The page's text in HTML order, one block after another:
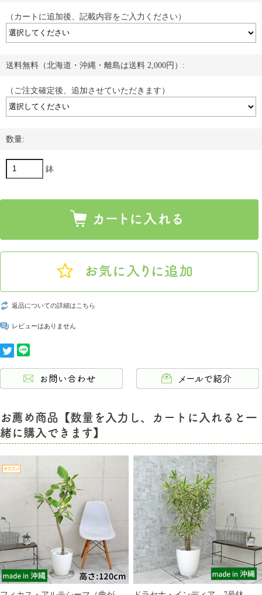
（カートに追加後、記載内容をご入力ください）
送料無料（北海道・沖縄・離島は送料 2,000円）:
（ご注文確定後、追加させていただきます）
数量:
鉢
返品についての詳細はこちら
レビューはありません
お薦め商品【数量を入力し、カートに入れると一
緒に購入できます】